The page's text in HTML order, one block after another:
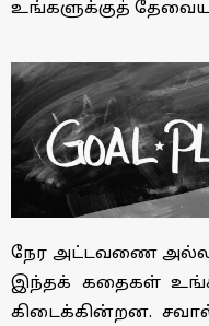
உங்களுக்குத்
நேர அட்டவணை
இந்தக் கதைகள்
கிடைக்கின்றன.